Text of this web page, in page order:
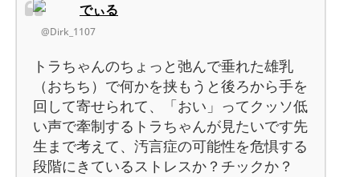
でぃる
@Dirk_1107
トラちゃんのちょっと弛んで垂れた雄乳
（おちち）で何かを挟もうと後ろから手を
回して寄せられて、「おい」ってクッソ低
い声で牽制するトラちゃんが見たいです先
生まで考えて、汚言症の可能性を危惧する
段階にきているストレスか？チックか？